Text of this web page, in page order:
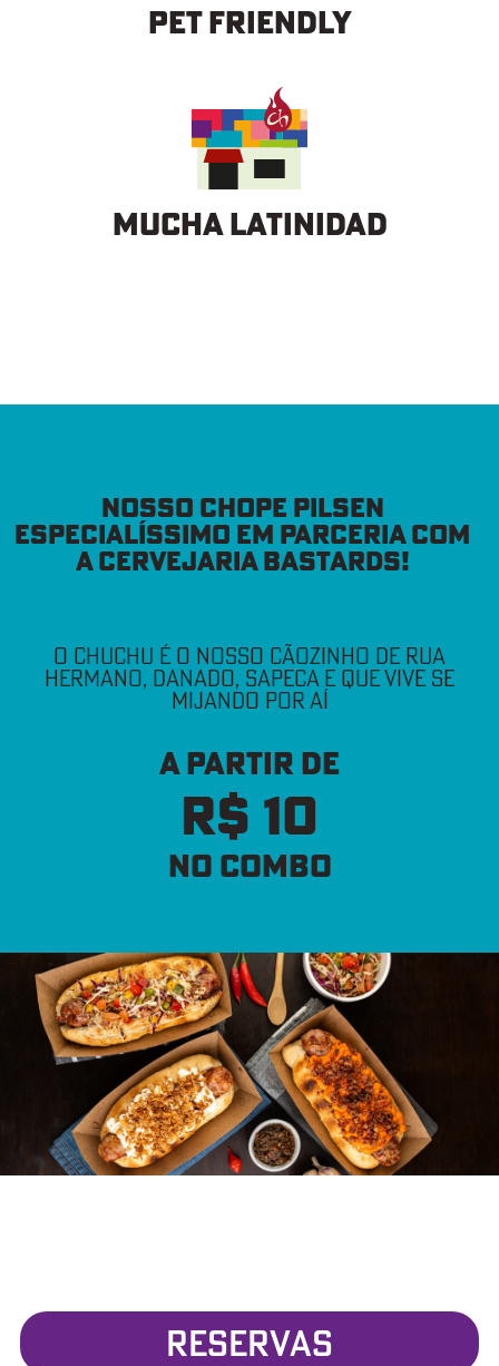
PET FRIENDLY
Mucha Latinidad
NOSSO CHOPE PILSEN
ESPECIALÍSSIMO EM PARCERIA COM
A CERVEJARIA BASTARDS!
O CHUCHU É O NOSSO CÃOZINHO DE RUA
HERMANO, DANADO, SAPECA E QUE VIVE SE
MIJANDO POR AÍ
A PARTIR DE
R$ 10
no combo
RESERVAS